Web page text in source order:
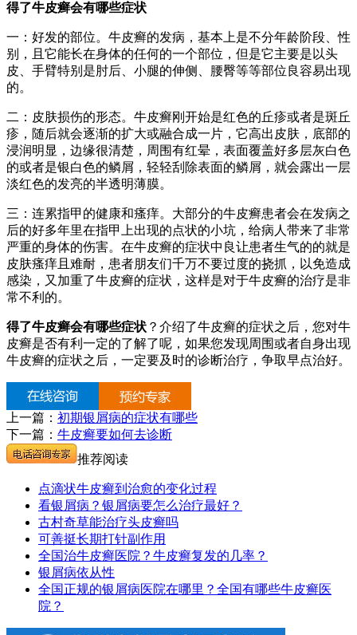
得了牛皮癣会有哪些症状
一：好发的部位。牛皮癣的发病，基本上是不分年龄阶段、性
别，且它能长在身体的任何的一个部位，但是它主要是以头
皮、手臂特别是肘后、小腿的伸侧、腰臀等等部位良容易出现
的。
二：皮肤损伤的形态。牛皮癣刚开始是红色的丘疹或者是斑丘
疹，随后就会逐渐的扩大或融合成一片，它高出皮肤，底部的
浸润明显，边缘很清楚，周围有红晕，表面覆盖好多层灰白色
的或者是银白色的鳞屑，轻轻刮除表面的鳞屑，就会露出一层
淡红色的发亮的半透明薄膜。
三：连累指甲的健康和瘙痒。大部分的牛皮癣患者会在发病之
后的好多年里在指甲上出现的点状的小坑，给病人带来了非常
严重的身体的伤害。在牛皮癣的症状中良让患者生气的的就是
皮肤瘙痒且难耐，患者朋友们千万不要过度的挠抓，以免造成
感染，又加重了牛皮癣的症状，这样是对于牛皮癣的治疗是非
常不利的。
得了牛皮癣会有哪些症状 ？介绍了牛皮癣的症状之后，您对牛
皮癣是否有利一定的了解了呢，如果您发现周围或者自身出现
牛皮癣的症状之后，一定要及时的诊断治疗，争取早点治好。
上一篇： 初期银屑病的症状有哪些
下一篇： 牛皮癣要如何去诊断
推荐阅读
点滴状牛皮癣到治愈的变化过程
看银屑病？银屑病要怎么治疗最好？
古村奇草能治疗头皮癣吗
可善挺长期打针副作用
全国治牛皮癣医院？牛皮癣复发的几率？
银屑病依从性
全国正规的银屑病医院在哪里？全国有哪些牛皮癣医
院？